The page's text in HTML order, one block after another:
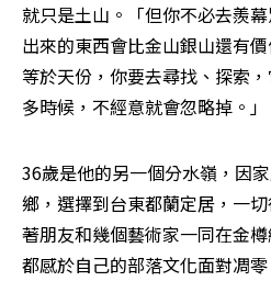
就只是土山。「但你不必去羨
出來的東西會比金山銀山還有
等於天份，你要去尋找、探索
多時候，不經意就會忽略掉。」
36歲是他的另一個分水嶺，因
鄉，選擇到台東都蘭定居，一
著朋友和幾個藝術家一同在金
都感於自己的部落文化面對凋